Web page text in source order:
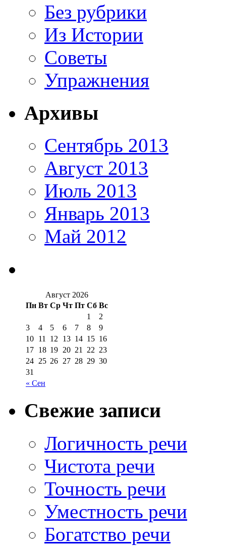
Без рубрики
Из Истории
Советы
Упражнения
Архивы
Сентябрь 2013
Август 2013
Июль 2013
Январь 2013
Май 2012
Август 2026
Пн Вт Ср Чт Пт Сб Вс
« Сен
1
2
3
4 5 6 7 8
9
10 11 12 13 14 15 16
17 18 19 20 21 22 23
24 25 26 27 28 29 30
31
Свежие записи
Логичность речи
Чистота речи
Точность речи
Уместность речи
Богатство речи